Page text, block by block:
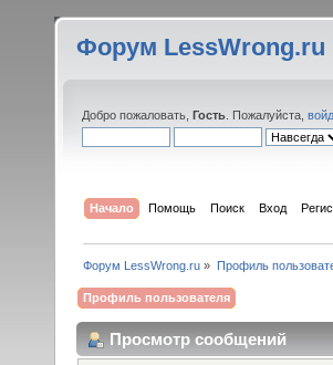
Форум LessWrong.ru
Добро пожаловать, Гость . Пожалуйста,
Начало Помощь Поиск Вход
Форум LessWrong.ru » Профиль
Профиль пользователя
Просмотр сообщений